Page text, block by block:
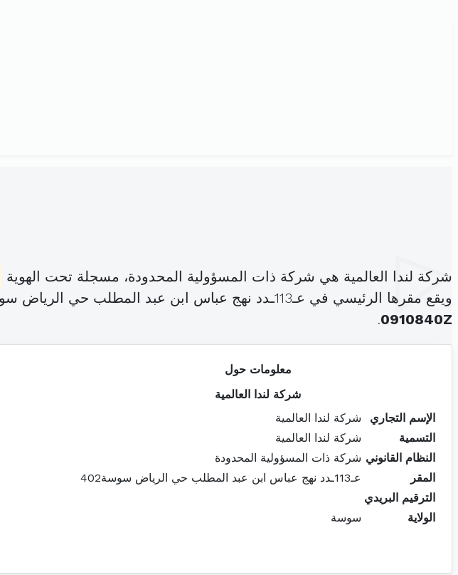
شركة لندا العالمية هي شركة ذات المسؤولية المحدودة، مسجلة تحت الهوية
ويقع مقرها الرئيسي في عـ113ـدد نهج عباس ابن عبد المطلب حي الرياض سوسة402 (
0910840Z
.
معلومات حول
شركة لندا العالمية
الإسم التجاري
شركة لندا العالمية
التسمية
شركة لندا العالمية
النظام القانوني شركة ذات المسؤولية المحدودة
المقر
عـ113ـدد نهج عباس ابن عبد المطلب حي الرياض سوسة402
الترقيم البريدي
الولاية
سوسة